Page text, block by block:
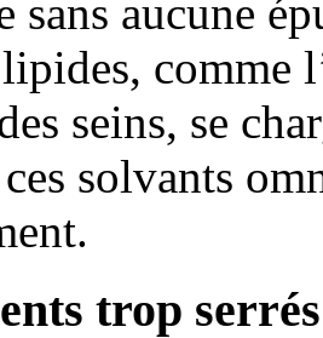
sans aucune
comme
seins, se
solvants
trop